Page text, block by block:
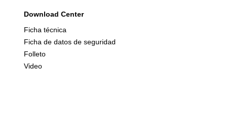
Download Center
Ficha técnica
Ficha de datos de seguridad
Folleto
Video